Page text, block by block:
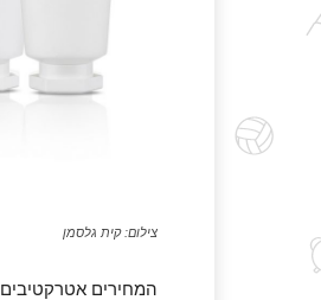
צילום: קית גלסמן